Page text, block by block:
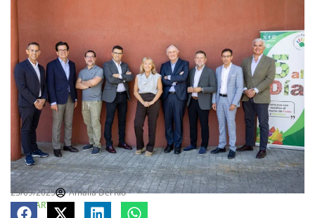
23/09/2025
Amalia Del Río
COMPARTE